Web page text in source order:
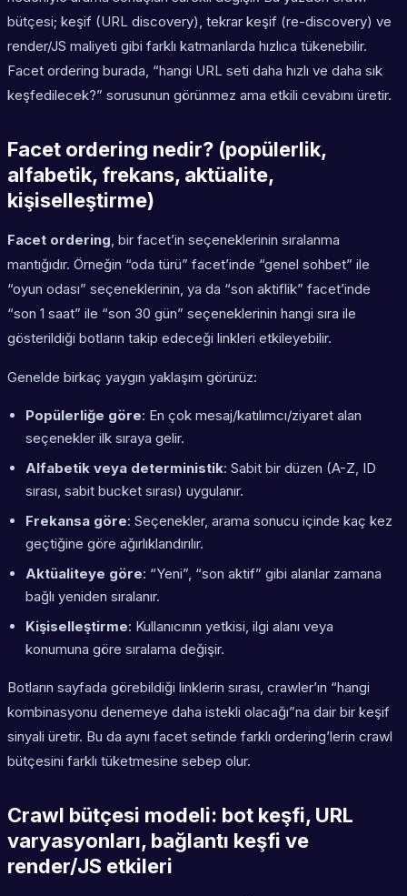
bütçesi; keşif (URL discovery), tekrar keşif (re-discovery) ve
render/JS maliyeti gibi farklı katmanlarda hızlıca tükenebilir.
Facet ordering burada, “hangi URL seti daha hızlı ve daha sık
keşfedilecek?” sorusunun görünmez ama etkili cevabını üretir.
Facet ordering nedir? (popülerlik,
alfabetik, frekans, aktüalite,
kişiselleştirme)
Facet ordering, bir facet’in seçeneklerinin sıralanma
mantığıdır. Örneğin “oda türü” facet’inde “genel sohbet” ile
“oyun odası” seçeneklerinin, ya da “son aktiflik” facet’inde
“son 1 saat” ile “son 30 gün” seçeneklerinin hangi sıra ile
gösterildiği botların takip edeceği linkleri etkileyebilir.
Genelde birkaç yaygın yaklaşım görürüz:
Popülerliğe göre: En çok mesaj/katılımcı/ziyaret alan
seçenekler ilk sıraya gelir.
Alfabetik veya deterministik: Sabit bir düzen (A-Z, ID
sırası, sabit bucket sırası) uygulanır.
Frekansa göre: Seçenekler, arama sonucu içinde kaç kez
geçtiğine göre ağırlıklandırılır.
Aktüaliteye göre: “Yeni”, “son aktif” gibi alanlar zamana
bağlı yeniden sıralanır.
Kişiselleştirme: Kullanıcının yetkisi, ilgi alanı veya
konumuna göre sıralama değişir.
Botların sayfada görebildiği linklerin sırası, crawler’ın “hangi
kombinasyonu denemeye daha istekli olacağı”na dair bir keşif
sinyali üretir. Bu da aynı facet setinde farklı ordering’lerin crawl
bütçesini farklı tüketmesine sebep olur.
Crawl bütçesi modeli: bot keşfi, URL
varyasyonları, bağlantı keşfi ve
render/JS etkileri